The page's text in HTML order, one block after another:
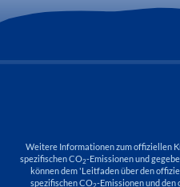
Weitere Informationen zum offiziellen
spezifischen CO2-Emissionen und
können dem 'Leitfaden über den
spezifischen CO2-Emissionen und